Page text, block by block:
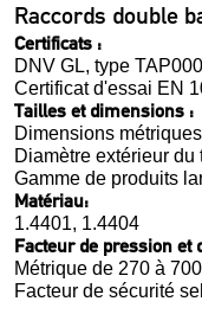
Raccords double
Certificats :
DNV GL, type
Certificat d'essai EN
Tailles et dimensions :
Dimensions
Diamètre extérieur du
Gamme de produits
Matériau:
1.4401, 1.4404
Facteur de pression et
Métrique de 270 à
Facteur de sécurité